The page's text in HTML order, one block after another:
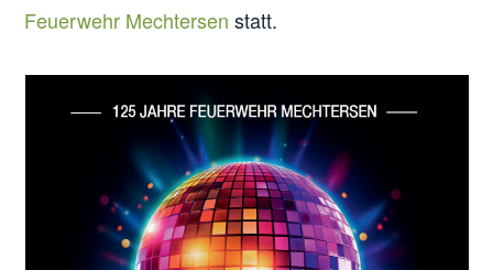
Feuerwehr Mechtersen statt.